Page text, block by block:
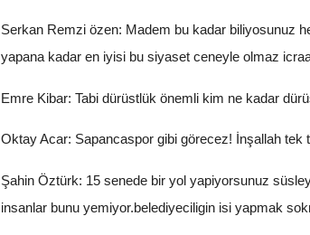
Serkan Remzi özen: Madem bu kadar biliyosunuz
yapana kadar en iyisi bu siyaset ceneyle olmaz
Emre Kibar: Tabi dürüstlük önemli kim ne kadar
Oktay Acar: Sapancaspor gibi görecez! İnşallah
Şahin Öztürk: 15 senede bir yol yapiyorsunuz
insanlar bunu yemiyor.belediyeciligin isi yapmak